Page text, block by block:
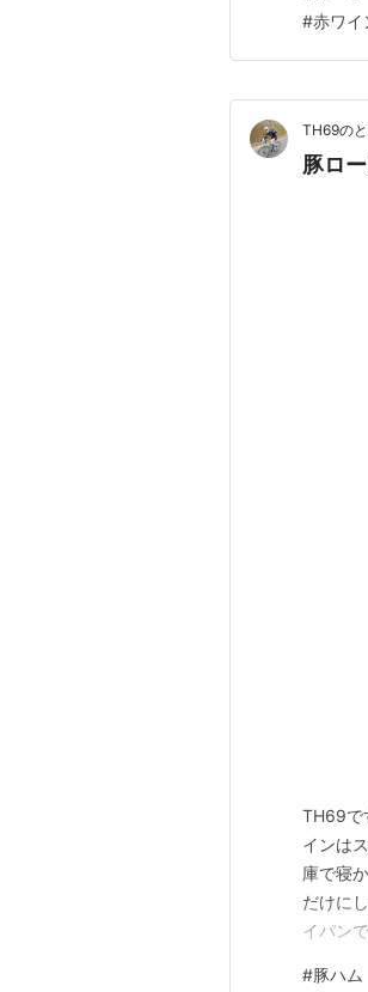
まま焼
味わい
#赤ワイ
TH69の
豚ロ
TH69で
インは
庫で寝
だけに
イパン
#豚ハム